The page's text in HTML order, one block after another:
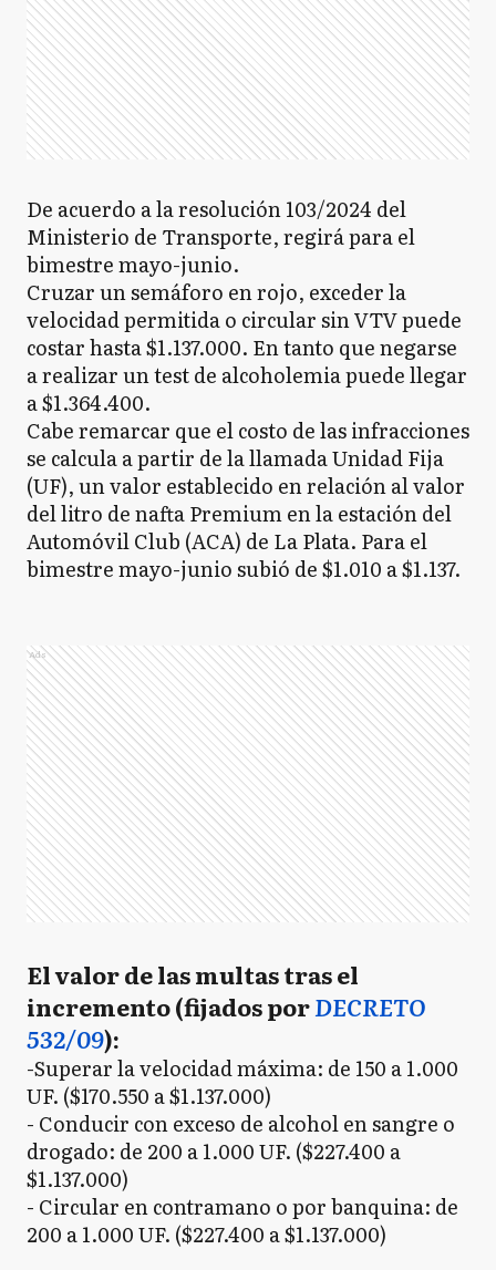
De acuerdo a la resolución 103/2024 del
Ministerio de Transporte, regirá para el
bimestre mayo-junio.
Cruzar un semáforo en rojo, exceder la
velocidad permitida o circular sin VTV puede
costar hasta $1.137.000. En tanto que negarse
a realizar un test de alcoholemia puede llegar
a $1.364.400.
Cabe remarcar que el costo de las infracciones
se calcula a partir de la llamada Unidad Fija
(UF), un valor establecido en relación al valor
del litro de nafta Premium en la estación del
Automóvil Club (ACA) de La Plata. Para el
bimestre mayo-junio subió de $1.010 a $1.137.
Ads
El valor de las multas tras el
incremento (fijados porDECRETO
532/09):
-Superar la velocidad máxima: de 150 a 1.000
UF. ($170.550 a $1.137.000)
- Conducir con exceso de alcohol en sangre o
drogado: de 200 a 1.000 UF. ($227.400 a
$1.137.000)
- Circular en contramano o por banquina: de
200 a 1.000 UF. ($227.400 a $1.137.000)